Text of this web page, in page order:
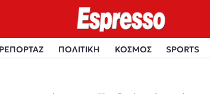
ΡΕΠΟΡΤΑΖ ΠΟΛΙΤΙΚΗ ΚΟΣΜΟΣ SPORTS